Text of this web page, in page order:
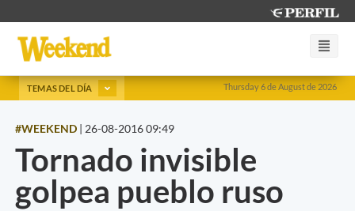
Thursday 6 de August de 2026
TEMAS DEL DÍA
#WEEKEND | 26-08-2016 09:49
Tornado invisible
golpea pueblo ruso